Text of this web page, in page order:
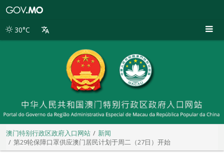
别
30°C
澳门特别行政区政府入口网站
新闻
第29轮保障口罩供应澳门居民计划于周二（27日）开始